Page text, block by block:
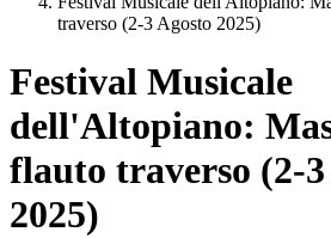
traverso (2-3 Agosto 2025)
Festival Musicale
dell'Altopiano:
flauto traverso (2-3
2025)